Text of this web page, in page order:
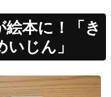
本に！「き
じん」